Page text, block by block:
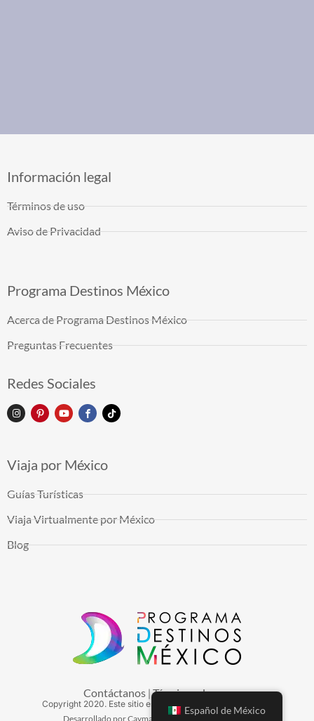
Información legal
Términos de uso
Aviso de Privacidad
Programa Destinos México
Acerca de Programa Destinos México
Preguntas Frecuentes
Redes Sociales
Viaja por México
Guías Turísticas
Viaja Virtualmente por México
Blog
Contáctanos |Términos de uso
Copyright 2020. Este sitio es mantenido por Arduinna, S.A.
Desarrollado por Cayman Hosting - Hospedaje Web
Español de México